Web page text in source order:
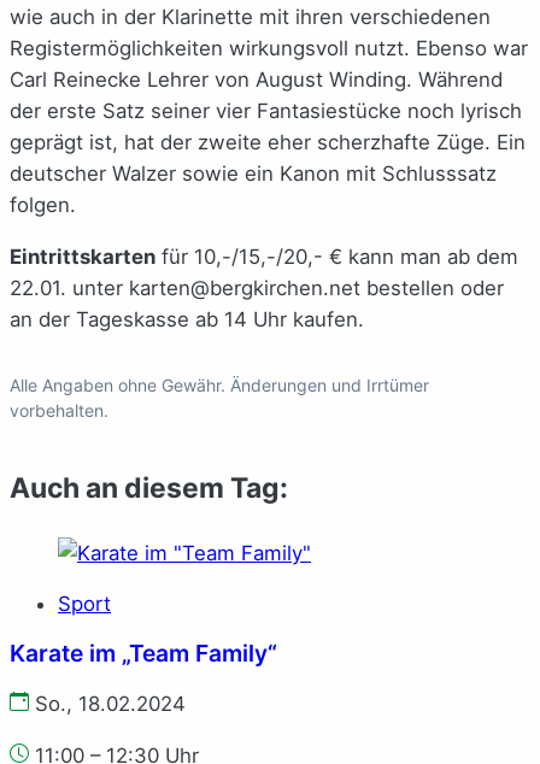
wie auch in der Klarinette mit ihren verschiedenen
Registermöglichkeiten wirkungsvoll nutzt. Ebenso war
Carl Reinecke Lehrer von August Winding. Während
der erste Satz seiner vier Fantasiestücke noch lyrisch
geprägt ist, hat der zweite eher scherzhafte Züge. Ein
deutscher Walzer sowie ein Kanon mit Schlusssatz
folgen.
Eintrittskarten für 10,-/15,-/20,- € kann man ab dem
22.01. unter karten@bergkirchen.net bestellen oder
an der Tageskasse ab 14 Uhr kaufen.
Alle Angaben ohne Gewähr. Änderungen und Irrtümer
vorbehalten.
Auch an diesem Tag:
Sport
Karate im „Team Family“
So., 18.02.2024
11:00 – 12:30 Uhr